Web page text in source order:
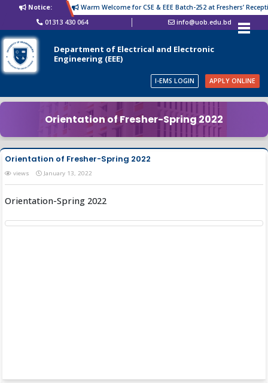
Notice:
Warm Welcome for CSE & EEE Batch-252 at Freshers’
01313 430 064
info@uob.edu.bd
Department of Electrical and Electronic
Engineering (EEE)
I-EMS LOGIN APPLY ONLINE
Orientation of Fresher-Spring 2022
Orientation of Fresher-Spring 2022
views January 13, 2022
Orientation-Spring 2022